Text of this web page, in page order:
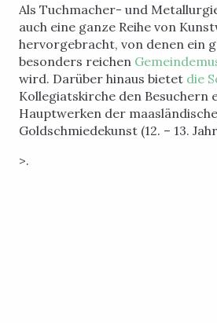
Als Tuchmacher- und
auch eine ganze Reihe von
hervorgebracht, von denen ein
besonders reichen
wird. Darüber hinaus bietet die
Kollegiatskirche den Besuchern
Hauptwerken der
Goldschmiedekunst (12. – 13.
>.